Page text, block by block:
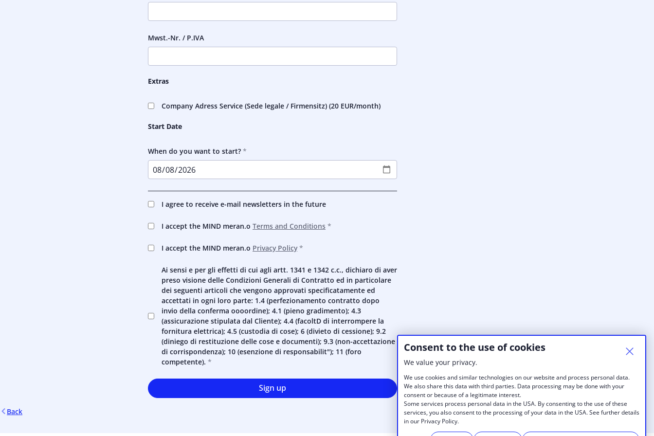
Consent to the use of cookies
We value your privacy.
We use cookies and similar technologies on our website and process personal data.
We also share this data with third parties. Data processing may be done with your
consent or because of a legitimate interest.
Some services process personal data in the USA. By consenting to the use of these
services, you also consent to the processing of your data in the USA. See further details
in our Privacy Policy.
Mwst.-Nr. / P.IVA
Extras
Company Adress Service (Sede legale / Firmensitz) (20 EUR/month)
Start Date
When do you want to start?
I agree to receive e-mail newsletters in the future
I accept the MIND meran.o Terms and Conditions
I accept the MIND meran.o Privacy Policy
Ai sensi e per gli effetti di cui agli artt. 1341 e 1342 c.c., dichiaro di aver
preso visione delle Condizioni Generali di Contratto ed in particolare
dei seguenti articoli che vengono approvati specificatamente ed
accettati in ogni loro parte: 1.4 (perfezionamento contratto dopo
invio della conferma oooordine); 4.1 (pieno gradimento); 4.3
(assicurazione stipulata dal Cliente); 4.4 (facoltD di interrompere la
fornitura elettrica); 4.5 (custodia di cose); 6 (divieto di cessione); 9.2
(diniego di restituzione delle cose e documenti); 9.3 (non-accettazione
di corrispondenza); 10 (esenzione di responsabilit"); 11 (foro
competente).
Sign up
Back